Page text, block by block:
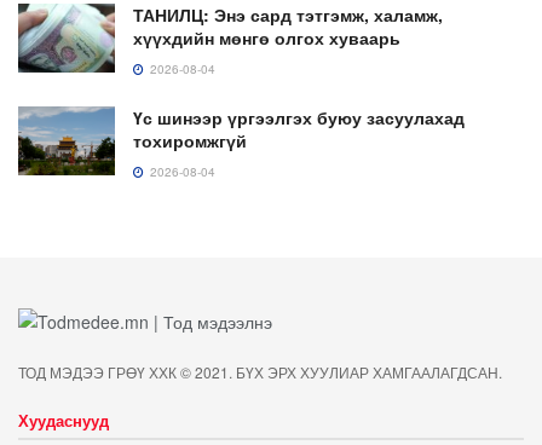
ТАНИЛЦ: Энэ сард тэтгэмж, халамж,
хүүхдийн мөнгө олгох хуваарь
2026-08-04
Үс шинээр үргээлгэх буюу засуулахад
тохиромжгүй
2026-08-04
ТОД МЭДЭЭ ГРӨҮ ХХК © 2021. БҮХ ЭРХ ХУУЛИАР ХАМГААЛАГДСАН.
Хуудаснууд